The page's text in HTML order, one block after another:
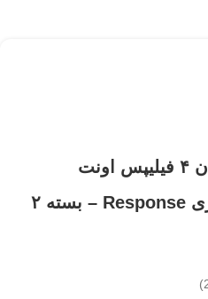
سرشیشه نچرال جریان ۴ فیلیپس اونت
PHILIPS AVENT سری Response – بسته ۲
)